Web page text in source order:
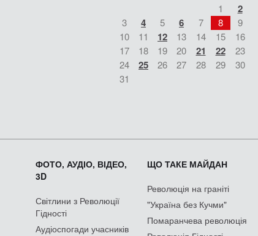
1 2
3 4 5 6 7 8
9
10
11 12 13 14 15
16
17
18 19 20 21 22
23
24
25 26 27 28 29
30
31
ФОТО, АУДІО, ВІДЕО,
3D
Світлини з Революції
Гідності
Аудіоспогади учасників
ЩО ТАКЕ МАЙДАН
Революція на граніті
"Україна без Кучми"
Помаранчева революція